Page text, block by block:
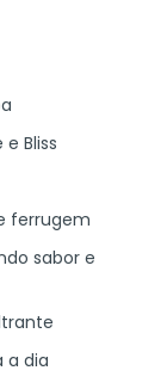
Bliss
ferrugem
sabor e
a dia